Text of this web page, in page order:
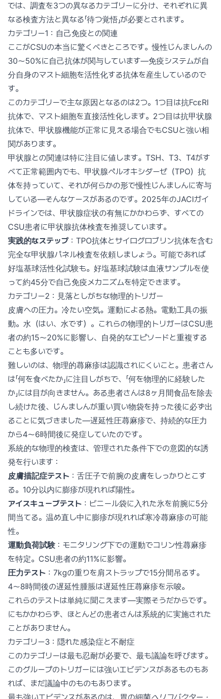
では、調査を3つの異なるカテゴリーに分け、それぞれに異
なる検査方法と異なる「待つ覚悟」が必要とされます。
カテゴリー1：自己免疫との関連
ここがCSUの本当に驚くべきところです。慢性じんましんの
30〜50%に自己抗体が関与しています—免疫システムが自
分自身のマスト細胞を活性化する抗体を産生しているので
す。
このカテゴリーで主な原因となるのは2つ。1つ目は抗FcεRI
抗体で、マスト細胞を直接活性化します。2つ目は抗甲状腺
抗体で、甲状腺機能が正常に見える場合でもCSUと強い相
関があります。
甲状腺との関連は特に注目に値します。TSH、T3、T4がす
べて正常範囲内でも、甲状腺ペルオキシダーゼ（TPO）抗
体を持っていて、それが何らかの形で慢性じんましんに寄与
している—そんなケースがあるのです。2025年のJACIガイ
ドラインでは、甲状腺症状の有無にかかわらず、すべての
CSU患者に甲状腺抗体検査を推奨しています。
実践的なステップ ：TPO抗体とサイログロブリン抗体を含む
完全な甲状腺パネル検査を依頼しましょう。可能であれば
好塩基球活性化試験も。好塩基球試験は血液サンプルを使
って約45分で自己免疫メカニズムを特定できます。
カテゴリー2：見落としがちな物理的トリガー
皮膚への圧力。冷たい空気。運動による熱。電動工具の振
動。水（はい、水です）。これらの物理的トリガーはCSU患
者の約15〜20%に影響し、自発的なエピソードと重複する
ことも多いです。
難しいのは、物理的蕁麻疹は認識されにくいこと。患者さん
は「何を食べたか」に注目しがちで、「何を物理的に経験した
か」には目が向きません。ある患者さんは8ヶ月間食品を除去
し続けた後、じんましんが重い買い物袋を持った後に必ず出
ることに気づきました—遅延性圧蕁麻疹で、持続的な圧力
から4〜6時間後に発症していたのです。
系統的な物理的検査は、管理された条件下での意図的な誘
発を行います：
皮膚描記症テスト ：舌圧子で前腕の皮膚をしっかりとこす
る。10分以内に膨疹が現れれば陽性。
アイスキューブテスト ：ビニール袋に入れた氷を前腕に5分
間当てる。温め直し中に膨疹が現れれば寒冷蕁麻疹の可能
性。
運動負荷試験 ：モニタリング下での運動でコリン性蕁麻疹
を特定。CSU患者の約11%に影響。
圧力テスト ：7kgの重りを肩ストラップで15分間吊るす。
4〜8時間後の遅延性腫脹は遅延性圧蕁麻疹を示唆。
これらのテストは単純に聞こえます—実際そうだからです。
にもかかわらず、ほとんどの患者さんは系統的に実施された
ことがありません。
カテゴリー3：隠れた感染症と不耐症
このカテゴリーは最も忍耐が必要で、最も議論を呼びます。
このグループのトリガーには強いエビデンスがあるものもあ
れば、まだ議論中のものもあります。
最も強いエビデンスがあるのは、胃の細菌ヘリコバクター・